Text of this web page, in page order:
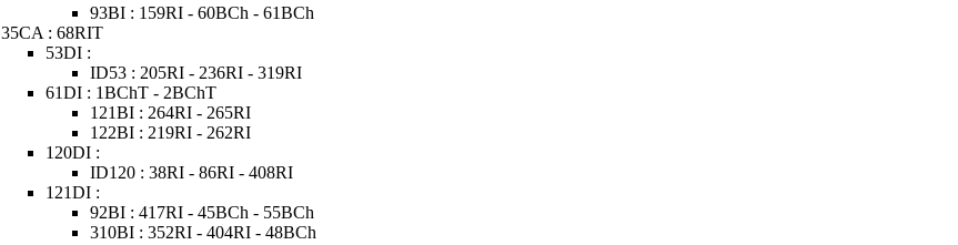
93BI : 159RI - 60BCh - 61BCh
35CA : 68RIT
53DI :
ID53 : 205RI - 236RI - 319RI
61DI : 1BChT - 2BChT
121BI : 264RI - 265RI
122BI : 219RI - 262RI
120DI :
ID120 : 38RI - 86RI - 408RI
121DI :
92BI : 417RI - 45BCh - 55BCh
310BI : 352RI - 404RI - 48BCh